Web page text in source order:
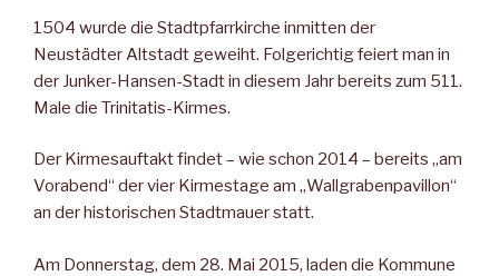
1504 wurde die Stadtpfarrkirche inmitten der
Neustädter Altstadt geweiht. Folgerichtig feiert man in
der Junker-Hansen-Stadt in diesem Jahr bereits zum 511.
Male die Trinitatis-Kirmes.
Der Kirmesauftakt findet – wie schon 2014 – bereits „am
Vorabend“ der vier Kirmestage am „Wallgrabenpavillon“
an der historischen Stadtmauer statt.
Am Donnerstag, dem 28. Mai 2015, laden die Kommune